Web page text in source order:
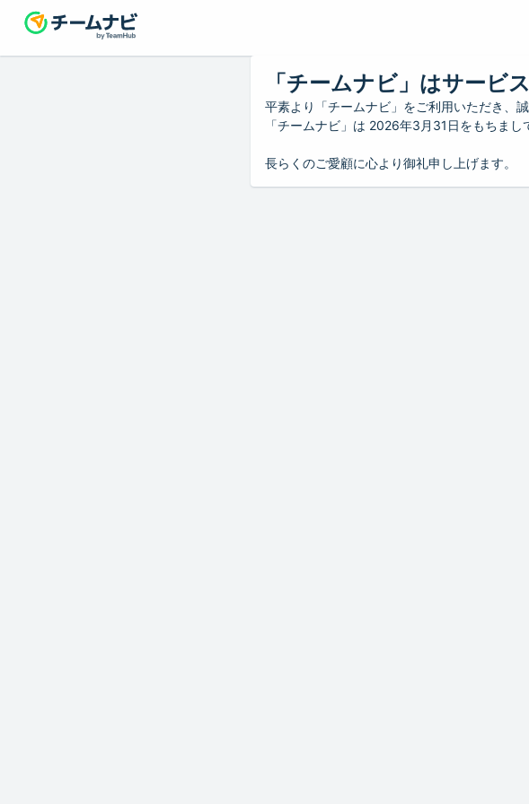
「チームナビ」はサービ
平素より「チームナビ」をご利用いただき、
「チームナビ」は 2026年3月31日をもちまし
長らくのご愛顧に心より御礼申し上げます。